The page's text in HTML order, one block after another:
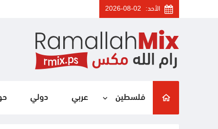
الأحد: 2026-08-02
فلسطين عربي دولي